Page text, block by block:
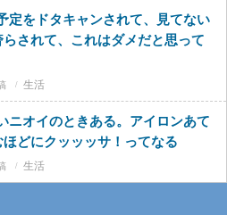
定をドタキャンされて、見てない
されて、これはダメだと思って
生活
ニオイのときある。アイロンあて
どにクッッッサ！ってなる
生活